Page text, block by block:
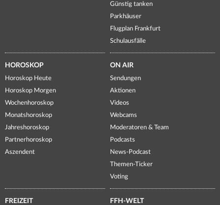
Günstig tanken
Parkhäuser
Flugplan Frankfurt
Schulausfälle
HOROSKOP
Horoskop Heute
Horoskop Morgen
Wochenhoroskop
Monatshoroskop
Jahreshoroskop
Partnerhoroskop
Aszendent
ON AIR
Sendungen
Aktionen
Videos
Webcams
Moderatoren & Team
Podcasts
News-Podcast
Themen-Ticker
Voting
FREIZEIT FFH-WELT